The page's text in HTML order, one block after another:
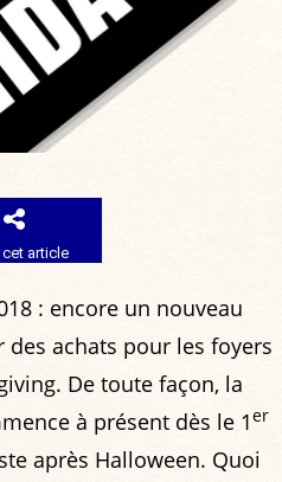
cet article
: encore un nouveau
des achats pour les foyers
De toute façon, la
à présent dès le 1er
après Halloween. Quoi